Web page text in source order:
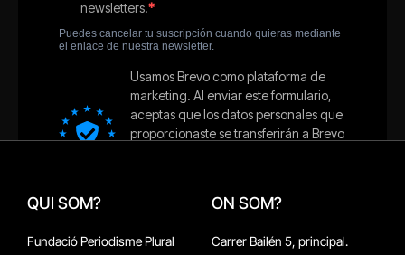
QUI SOM?
Fundació Periodisme Plural
ON SOM?
Carrer Bailén 5, principal.